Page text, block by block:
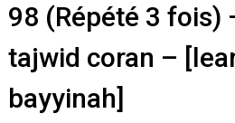
98 (Répété 3 fois)
tajwid coran –
bayyinah]